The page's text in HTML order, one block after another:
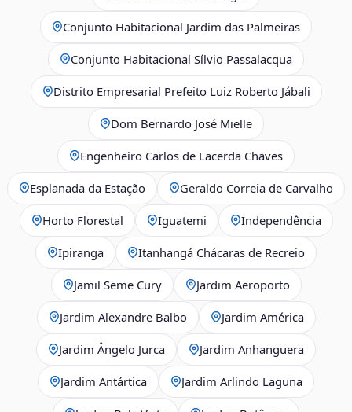
Conjunto Habitacional Jardim das Palmeiras
Conjunto Habitacional Sílvio Passalacqua
Distrito Empresarial Prefeito Luiz Roberto Jábali
Dom Bernardo José Mielle
Engenheiro Carlos de Lacerda Chaves
Esplanada da Estação Geraldo Correia de Carvalho
Horto Florestal Iguatemi Independência
Ipiranga Itanhangá Chácaras de Recreio
Jamil Seme Cury Jardim Aeroporto
Jardim Alexandre Balbo Jardim América
Jardim Ângelo Jurca Jardim Anhanguera
Jardim Antártica Jardim Arlindo Laguna